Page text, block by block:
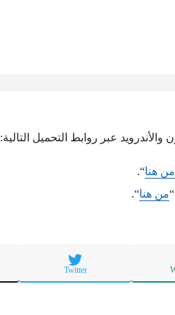
والأندرويد عبر روابط التحميل التالية:
من هنا“.
من هنا“.
Twitter